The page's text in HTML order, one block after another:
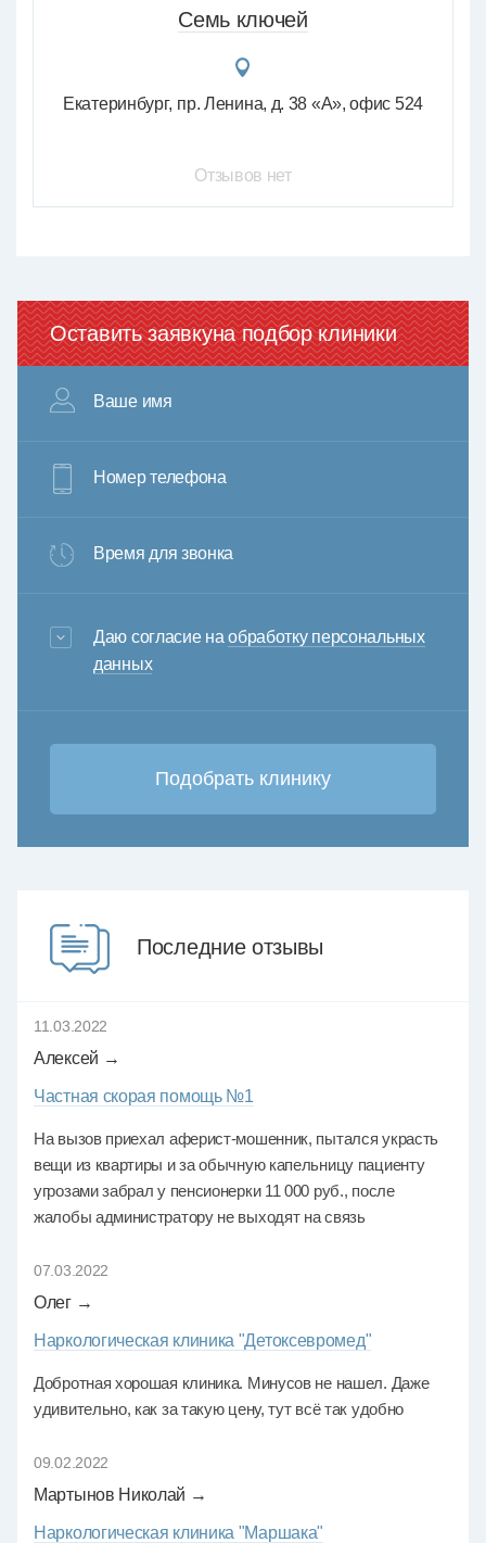
Семь ключей
Екатеринбург пр. Ленина, д. 38 «А», офис 524
Отзывов нет
Оставить заявкуна подбор клиники
Ваше имя
Номер телефона
Время для звонка
3+6=
Даю согласие наобработку персональных
данных
Последние отзывы
11.03.2022
Алексей →
Частная скорая помощь №1
На вызов приехал аферист-мошенник, пытался украсть
вещи из квартиры и за обычную капельницу пациенту
угрозами забрал у пенсионерки 11 000 руб., после
жалобы администратору не выходят на связь
07.03.2022
Олег →
Наркологическая клиника "Детоксевромед"
Добротная хорошая клиника. Минусов не нашел. Даже
удивительно, как за такую цену, тут всё так удобно
09.02.2022
Мартынов Николай →
Наркологическая клиника "Маршака"